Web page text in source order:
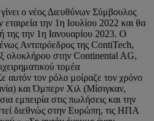
ο νέος Διευθύνων Σύμβουλος
την 1η Ιουλίου 2022 και θα
της την 1η Ιανουαρίου 2023. Ο
Αντιπρόεδρος της ContiTech,
ολοκλήρου στην Continental AG,
τομέα
τον ρόλο μοίραζε τον χρόνο
και Όμπερν Χιλ (Μίσιγκαν,
εμπειρία στις πωλήσεις και την
διεθνώς στην Ευρώπη, τις ΗΠΑ